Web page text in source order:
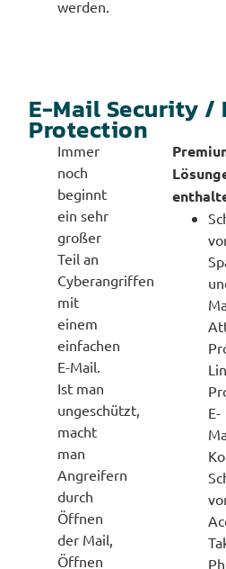
werden.
E-Mail Security /
Protection
Immer
noch
beginnt
ein sehr
großer
Teil an
Cyberangriffen
mit
einem
einfachen
E-Mail.
Ist man
ungeschützt,
macht
man
Angreifern
durch
Öffnen
der Mail,
Öffnen
E-